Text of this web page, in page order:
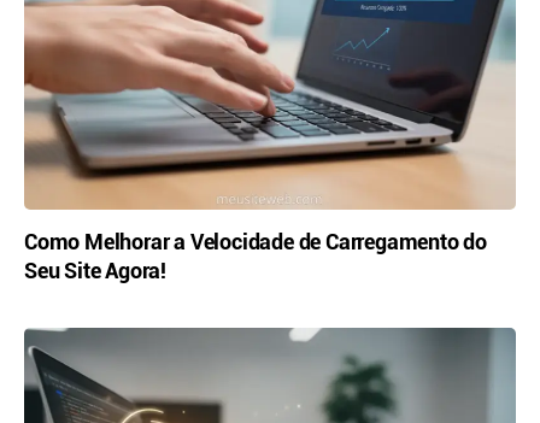
Como Melhorar a Velocidade de Carregamento do
Seu Site Agora!